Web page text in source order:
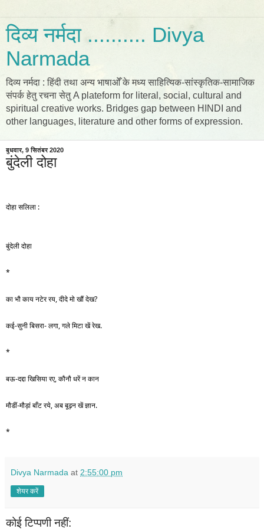
दिव्य नर्मदा .......... Divya
Narmada
दिव्य नर्मदा : हिंदी तथा अन्य भाषाओँ के मध्य साहित्यिक-सांस्कृतिक-सामाजिक
संपर्क हेतु रचना सेतु A plateform for literal, social, cultural and
spiritual creative works. Bridges gap between HINDI and
other languages, literature and other forms of expression.
बुधवार, 9 सितंबर 2020
बुंदेली दोहा
दोहा सलिला :
बुंदेली दोहा
*
का भौ काय नटेर रय, दीदे मो खौं देख?
कई-सुनी बिसरा- लगा, गले मिटा खें रेख.
*
बऊ-दद्दा खिसिया रए, कौनौ धरें न कान
मौडीं-मौड़ां बाँट रये, अब बूढ़न खें ज्ञान.
*
Divya Narmada at 2:55:00 pm
शेयर करें
कोई टिप्पणी नहीं: